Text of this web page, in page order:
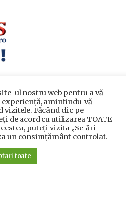
Utile
ul nostru web pentru a vă
experiență, amintindu-vă
vizitele. Făcând clic pe
de acord cu utilizarea TOATE
puteți vizita „Setări
un consimțământ controlat.
toate